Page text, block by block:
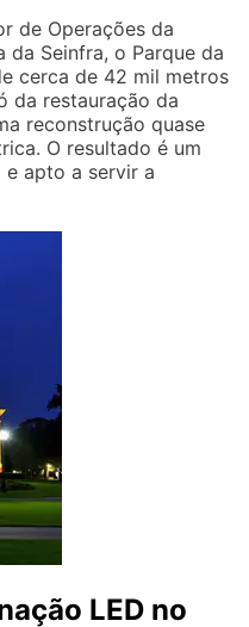
de Operações da
da Seinfra, o Parque da
cerca de 42 mil metros
da restauração da
reconstrução quase
O resultado é um
e apto a servir a
LED no